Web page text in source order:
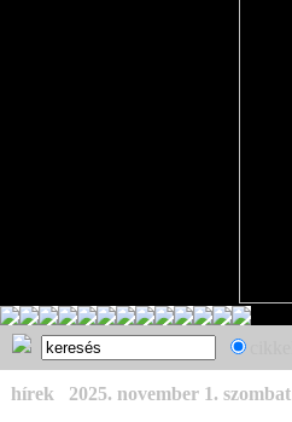
hírek 2025. november 1. szombat